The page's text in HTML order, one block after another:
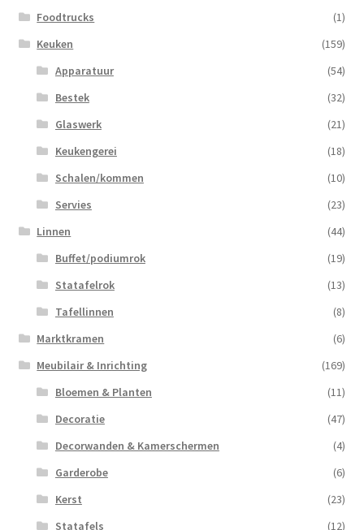
Foodtrucks
(1)
Keuken
(159)
Apparatuur
(54)
Bestek
(32)
Glaswerk
(21)
Keukengerei
(18)
Schalen/kommen
(10)
Servies
(23)
Linnen
(44)
Buffet/podiumrok
(19)
Statafelrok
(13)
Tafellinnen
(8)
Marktkramen
(6)
Meubilair & Inrichting
(169)
Bloemen & Planten
(11)
Decoratie
(47)
Decorwanden & Kamerschermen
(4)
Garderobe
(6)
Kerst
(23)
Statafels
(12)